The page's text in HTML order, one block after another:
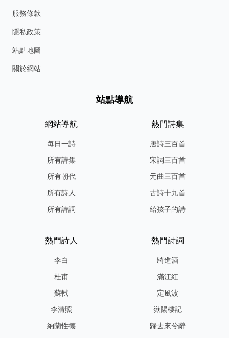
服務條款
隱私政策
站點地圖
關於網站
站點導航
網站導航
每日一詩
所有詩集
所有朝代
所有詩人
所有詩詞
熱門詩集
唐詩三百首
宋詞三百首
元曲三百首
古詩十九首
給孩子的詩
熱門詩人
李白
杜甫
蘇軾
李清照
納蘭性德
熱門詩詞
將進酒
滿江紅
定風波
嶽陽樓記
歸去來兮辭